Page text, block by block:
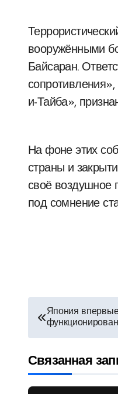
вооружёнными
Байсаран.
сопротивления»,
и-Тайба»,
На фоне этих
страны и
своё воздушное
под сомнение
по
записям
Япония
Связанная